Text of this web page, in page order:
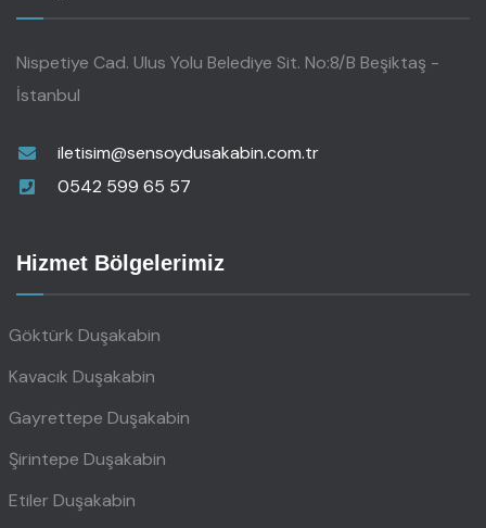
Nispetiye Cad. Ulus Yolu Belediye Sit. No:8/B Beşiktaş -
İstanbul
iletisim@sensoydusakabin.com.tr
0542 599 65 57
Hizmet Bölgelerimiz
Göktürk Duşakabin
Kavacık Duşakabin
Gayrettepe Duşakabin
Şirintepe Duşakabin
Etiler Duşakabin